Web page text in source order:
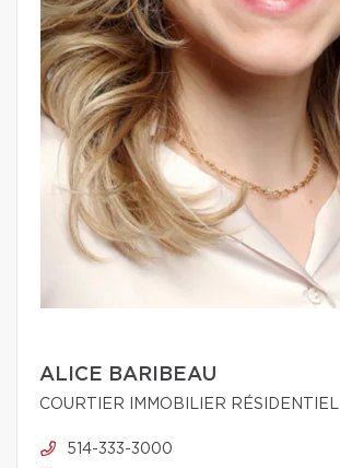
ALICE BARIBEAU
COURTIER IMMOBILIER RÉSIDENTIEL
514-333-3000